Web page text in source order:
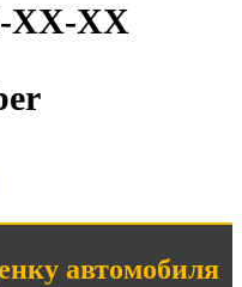
ХХ-ХХ
автомобиля